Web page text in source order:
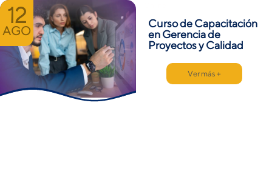
12
AGO
Curso de Capacitación
en Gerencia de
Proyectos y Calidad
Ver más +